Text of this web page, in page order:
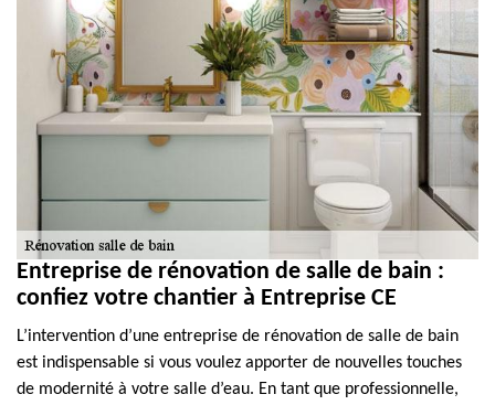
Entreprise de rénovation de salle de bain :
confiez votre chantier à Entreprise CE
L’intervention d’une entreprise de rénovation de salle de bain
est indispensable si vous voulez apporter de nouvelles touches
de modernité à votre salle d’eau. En tant que professionnelle,